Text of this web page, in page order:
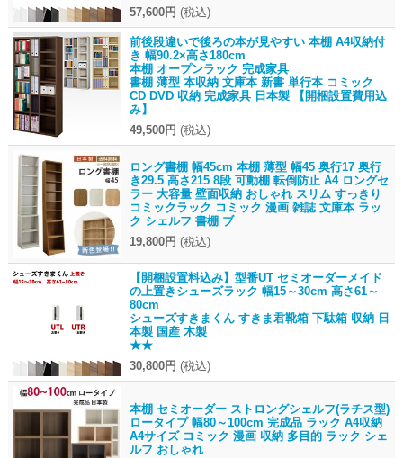
57,600円 (税込)
前後段違いで後ろの本が見やすい 本棚 A4収納付
き 幅90.2×高さ180cm
本棚 オープンラック 完成家具
書棚 薄型 本収納 文庫本 新書 単行本 コミック
CD DVD 収納 完成家具 日本製 【開梱設置費用込
み】
49,500円 (税込)
ロング書棚 幅45cm 本棚 薄型 幅45 奥行17 奥行
き29.5 高さ215 8段 可動棚 転倒防止 A4 ロングセ
ラー 大容量 壁面収納 おしゃれ スリム すっきり
コミックラック コミック 漫画 雑誌 文庫本 ラッ
ク シェルフ 書棚 ブ
19,800円 (税込)
【開梱設置料込み】型番UT セミオーダーメイド
の上置きシューズラック 幅15～30cm 高さ61～
80cm
シューズすきまくん すきま君靴箱 下駄箱 収納 日
本製 国産 木製
★★
30,800円 (税込)
本棚 セミオーダー ストロングシェルフ(ラチス型)
ロータイプ 幅80～100cm 完成品 ラック A4収納
A4サイズ コミック 漫画 収納 多目的 ラック シェ
ルフ おしゃれ